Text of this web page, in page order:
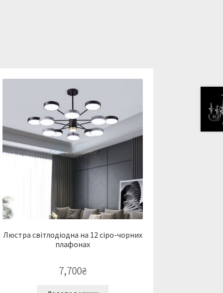
Люстра світлодіодна на 12 сіро-чорних
плафонах
7,700₴